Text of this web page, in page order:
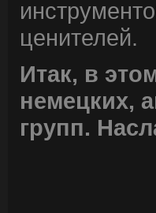
ценителей.
Итак, в
немецких,
групп.